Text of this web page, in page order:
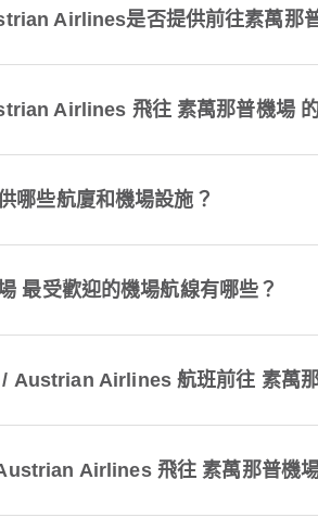
Airlines是否提供前往素萬那
Airlines 飛往 素萬那普機場
哪些航廈和機場設施？
最受歡迎的機場航線有哪些？
Austrian Airlines 航班前往 素萬
Airlines 飛往 素萬那普機